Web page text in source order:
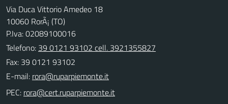
Via Duca Vittorio Amedeo 18
10060 RorÃ¡ (TO)
P.Iva: 02089100016
Telefono: 39 0121 93102 cell. 3921355827
Fax: 39 0121 93102
E-mail:
PEC: